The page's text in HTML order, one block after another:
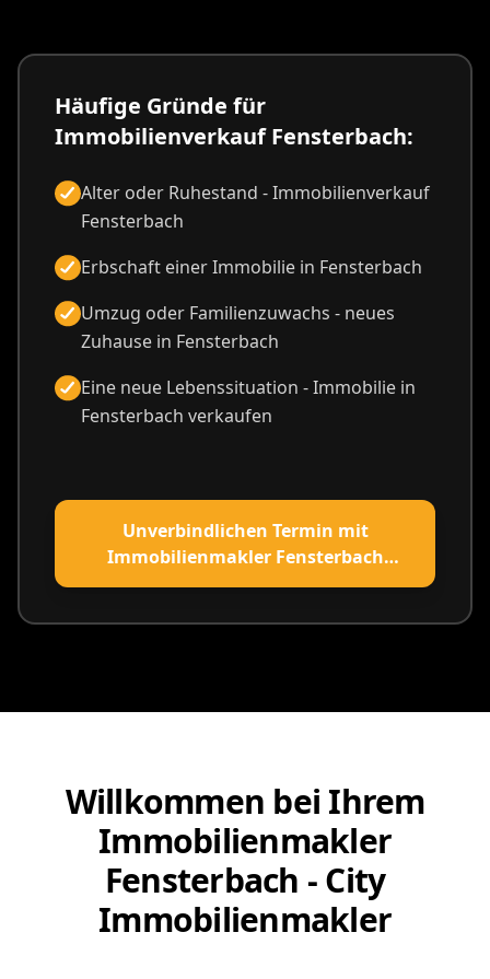
Häufige Gründe für
Immobilienverkauf Fensterbach:
Alter oder Ruhestand - Immobilienverkauf
Fensterbach
Erbschaft einer Immobilie in Fensterbach
Umzug oder Familienzuwachs - neues
Zuhause in Fensterbach
Eine neue Lebenssituation - Immobilie in
Fensterbach verkaufen
Unverbindlichen Termin mit
Immobilienmakler Fensterbach
vereinbaren
Willkommen bei Ihrem
Immobilienmakler
Fensterbach - City
Immobilienmakler